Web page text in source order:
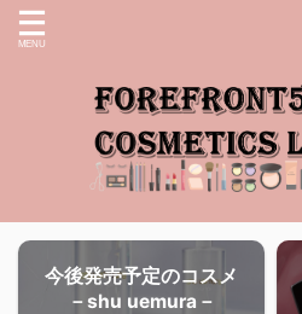
今後発売予定のコスメ
－shu uemura－